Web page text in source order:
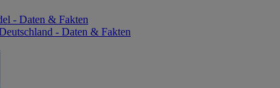
- Daten & Fakten
- Daten & Fakten